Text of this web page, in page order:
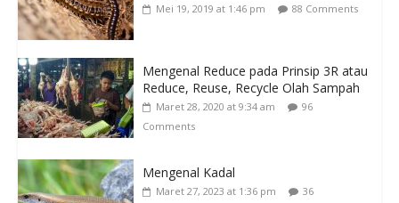
Mei 19, 2019 at 1:46 pm 88 Comments
Mengenal Reduce pada Prinsip 3R atau
Reduce, Reuse, Recycle Olah Sampah
Maret 28, 2020 at 9:34 am
96
Comments
Mengenal Kadal
Maret 27, 2023 at 1:36 pm
36